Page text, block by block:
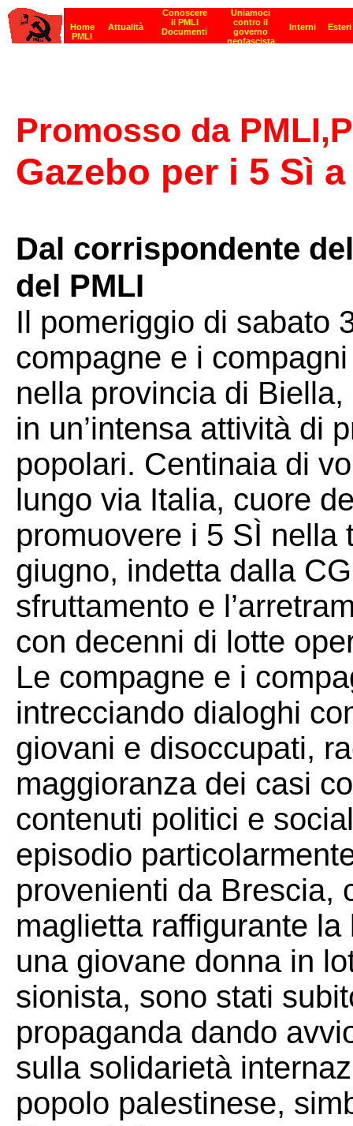
Promosso da
Gazebo per i 5 Sì
Dal corrispondente
del PMLI
Il pomeriggio di sabato
compagne e i
nella provincia di
in un’intensa attività di
popolari. Centinaia di
lungo via Italia, cuore
promuovere i 5 SÌ nella
giugno, indetta dalla
sfruttamento e
con decenni di lotte
Le compagne e i
intrecciando dialoghi
giovani e disoccupati,
maggioranza dei casi
contenuti politici e
episodio
provenienti da Brescia,
maglietta raffigurante
una giovane donna in
sionista, sono stati
propaganda dando
sulla solidarietà
popolo palestinese,